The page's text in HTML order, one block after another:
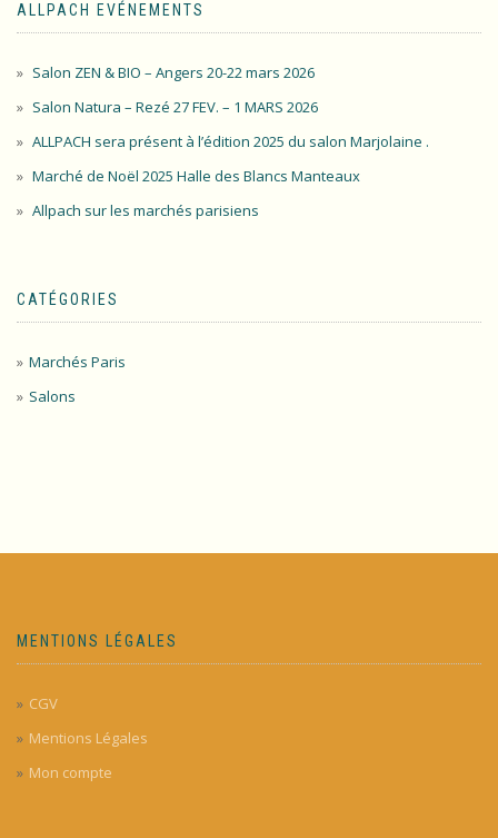
ALLPACH EVÉNEMENTS
Salon ZEN & BIO – Angers 20-22 mars 2026
Salon Natura – Rezé 27 FEV. – 1 MARS 2026
ALLPACH sera présent à l’édition 2025 du salon Marjolaine .
Marché de Noël 2025 Halle des Blancs Manteaux
Allpach sur les marchés parisiens
CATÉGORIES
Marchés Paris
Salons
MENTIONS LÉGALES
CGV
Mentions Légales
Mon compte